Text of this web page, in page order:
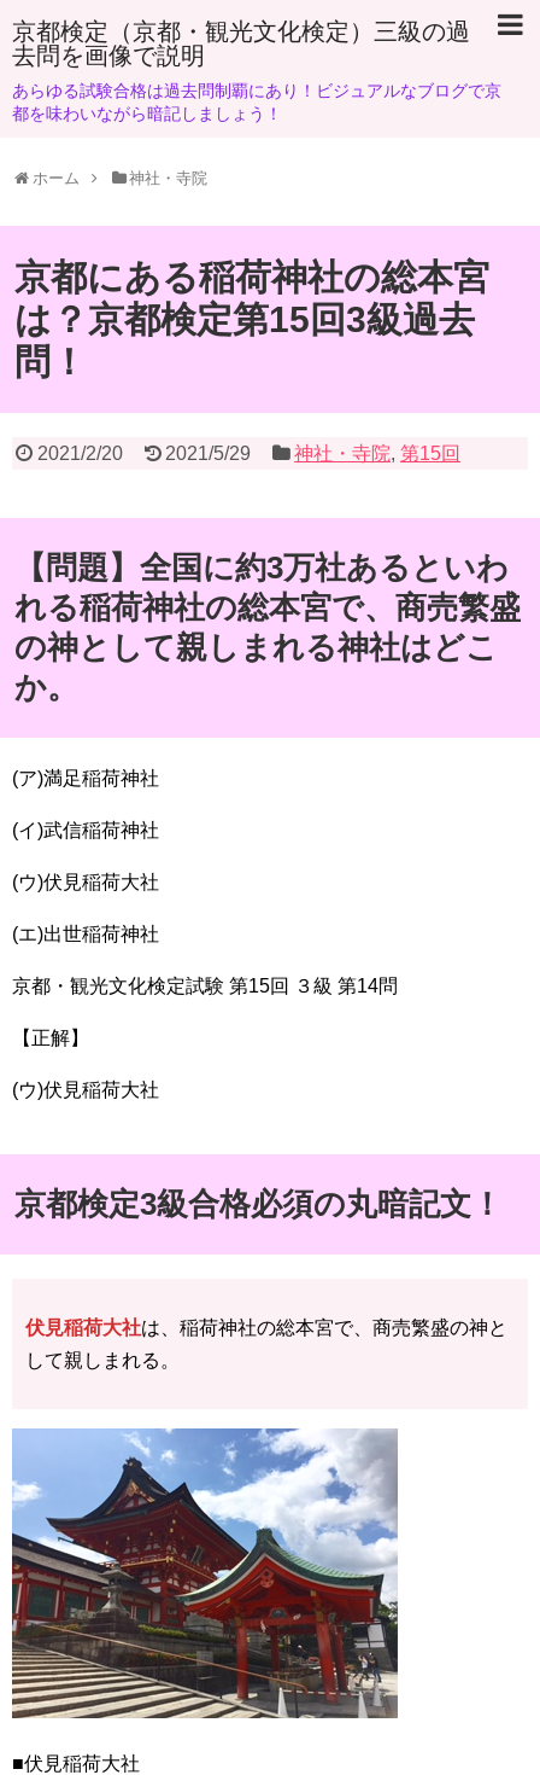
京都検定（京都・観光文化検定）三級の過
去問を画像で説明
あらゆる試験合格は過去問制覇にあり！ビジュアルなブログで京
都を味わいながら暗記しましょう！
ホーム 神社・寺院
京都にある稲荷神社の総本宮
は？京都検定第15回3級過去
問！
2021/2/20 2021/5/29 神社・寺院,第15回
【問題】全国に約3万社あるといわ
れる稲荷神社の総本宮で、商売繁盛
の神として親しまれる神社はどこ
か。
(ア)満足稲荷神社
(イ)武信稲荷神社
(ウ)伏見稲荷大社
(エ)出世稲荷神社
京都・観光文化検定試験 第15回 ３級 第14問
【正解】
(ウ)伏見稲荷大社
京都検定3級合格必須の丸暗記文！
伏見稲荷大社は、稲荷神社の総本宮で、商売繁盛の神と
して親しまれる。
■伏見稲荷大社